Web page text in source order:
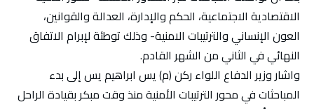
الاقتصادية الاجتماعية، الحكم والإدارة، العدالة والقوانين،
العون الإنساني والترتيبات الامنية- وذلك توطئة لإبرام الاتفاق
النهائي في الثاني من الشهر القادم.
واشار وزير الدفاع اللواء ركن (م) يس ابراهيم يس إلى بدء
المباحثات في محور الترتيبات الأمنية منذ وقت مبكر بقيادة الراحل